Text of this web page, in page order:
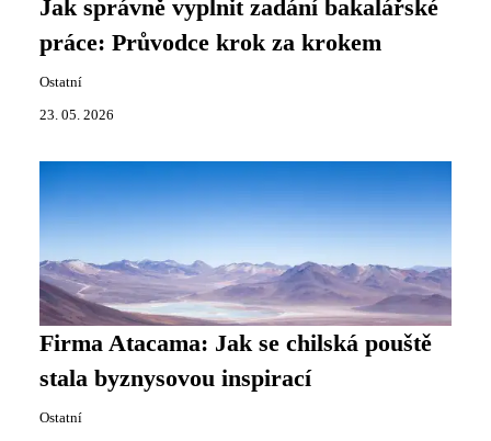
Jak správně vyplnit zadání bakalářské
práce: Průvodce krok za krokem
Ostatní
23. 05. 2026
Firma Atacama: Jak se chilská pouště
stala byznysovou inspirací
Ostatní